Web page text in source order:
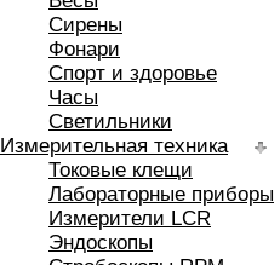
Сирены
Фонари
Спорт и здоровье
Часы
Светильники
Измерительная техника
Токовые клещи
Лабораторные приборы
Измерители LCR
Эндоскопы